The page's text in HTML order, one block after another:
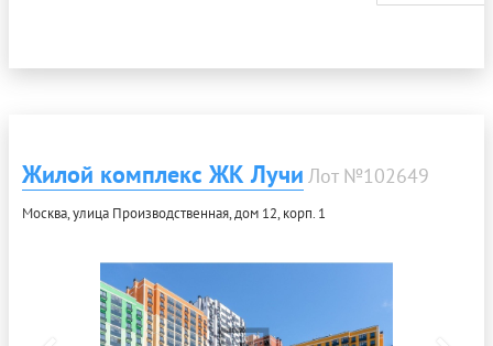
Жилой комплекс ЖК Лучи Лот №102649
Москва, улица Производственная, дом 12, корп. 1